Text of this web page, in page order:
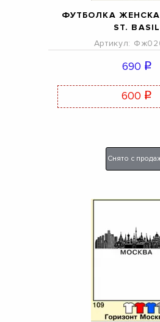
ФУТБОЛКА
ST. BASIL
Артикул:
690 q
600 q
Снято с